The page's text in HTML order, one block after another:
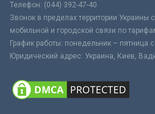
Телефон: (044) 392-47-40
Звонок в пределах территории Украины
мобильной и городской связи по
График работы: понедельник – пятница
Юридический адрес: Украина, Киев,